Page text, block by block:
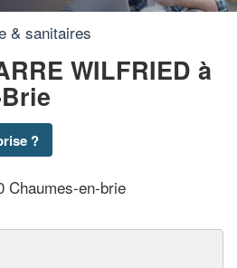
& sanitaires
WILFRIED à
?
Chaumes-en-brie